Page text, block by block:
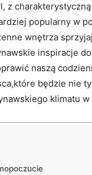
z
popularny w
wnętrza
inspiracje
naszą
będzie nie
klimatu